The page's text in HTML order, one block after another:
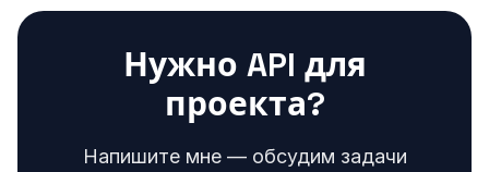
Нужно API для
проекта?
Напишите мне — обсудим задачи